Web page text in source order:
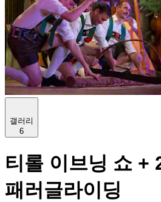
갤러리
6
티롤 이브닝 쇼 +
패러글라이딩